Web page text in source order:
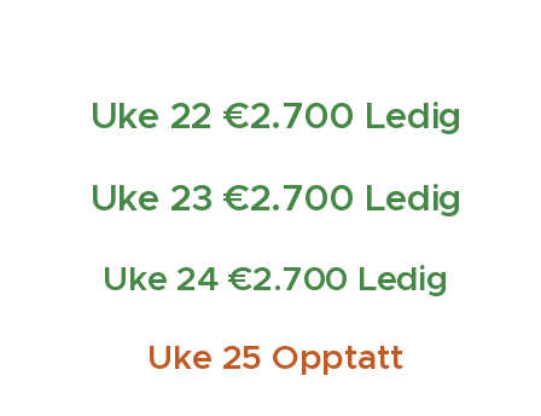
Uke 22 €2.700 Ledig
Uke 23 €2.700 Ledig
Uke 24 €2.700 Ledig
Uke 25 Opptatt